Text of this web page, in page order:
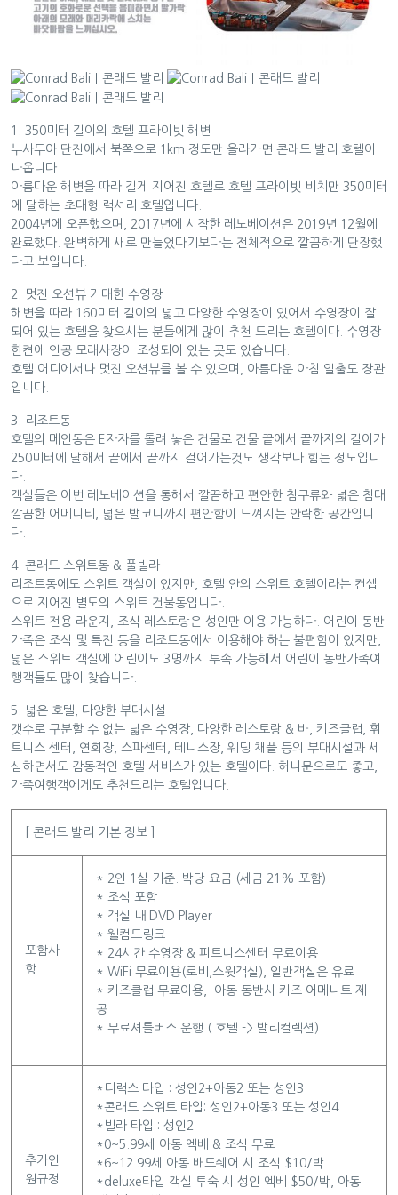
1. 350미터 길이의 호텔 프라이빗 해변
누사두아 단진에서 북쪽으로 1km 정도만 올라가면 콘래드 발리 호텔이
나옵니다.
아름다운 해변을 따라 길게 지어진 호텔로 호텔 프라이빗 비치만 350미터
에 달하는 초대형 럭셔리 호텔입니다.
2004년에 오픈했으며, 2017년에 시작한 레노베이션은 2019년 12월에
완료했다. 완벽하게 새로 만들었다기보다는 전체적으로 깔끔하게 단장했
다고 보입니다.
2. 멋진 오션뷰 거대한 수영장
해변을 따라 160미터 길이의 넓고 다양한 수영장이 있어서 수영장이 잘
되어 있는 호텔을 찾으시는 분들에게 많이 추천 드리는 호텔이다. 수영장
한켠에 인공 모래사장이 조성되어 있는 곳도 있습니다.
호텔 어디에서나 멋진 오션뷰를 볼 수 있으며, 아름다운 아침 일출도 장관
입니다.
3. 리조트동
호텔의 메인동은 E자자를 톨려 놓은 건물로 건물 끝에서 끝까지의 길이가
250미터에 달해서 끝에서 끝까지 걸어가는것도 생각보다 힘든 정도입니
다.
객실들은 이번 레노베이션을 통해서 깔끔하고 편안한 침구류와 넓은 침대
깔끔한 어메니티, 넓은 발코니까지 편안함이 느껴지는 안락한 공간입니
다.
4. 콘래드 스위트동 & 풀빌라
리조트동에도 스위트 객실이 있지만, 호텔 안의 스위트 호텔이라는 컨셉
으로 지어진 별도의 스위트 건물동입니다.
스위트 전용 라운지, 조식 레스토랑은 성인만 이용 가능하다. 어린이 동반
가족은 조식 및 특전 등을 리조트동에서 이용해야 하는 불편함이 있지만,
넓은 스위트 객실에 어린이도 3명까지 투속 가능해서 어린이 동반가족여
행객들도 많이 찾습니다.
5. 넓은 호텔, 다양한 부대시설
갯수로 구분할 수 없는 넓은 수영장, 다양한 레스토랑 & 바, 키즈클럽, 휘
트니스 센터, 연회장, 스파센터, 테니스장, 웨딩 채플 등의 부대시설과 세
심하면서도 감동적인 호텔 서비스가 있는 호텔이다. 허니문으로도 좋고,
가족여행객에게도 추천드리는 호텔입니다.
[ 콘래드 발리 기본 정보 ]
포함사
항
* 2인 1실 기준. 박당 요금 (세금 21% 포함)
* 조식 포함
* 객실 내 DVD Player
* 웰컴드링크
* 24시간 수영장 & 피트니스센터 무료이용
* WiFi 무료이용(로비,스윗객실), 일반객실은 유료
* 키즈클럽 무료이용, 아동 동반시 키즈 어메니트 제
공
* 무료셔틀버스 운행 ( 호텔 -> 발리컬렉션)
추가인
원규정
*디럭스 타입 : 성인2+아동2 또는 성인3
*콘래드 스위트 타입: 성인2+아동3 또는 성인4
*빌라 타입 : 성인2
*0~5.99세 아동 엑베 & 조식 무료
*6~12.99세 아동 배드쉐어 시 조식 $10/박
*deluxe타입 객실 투숙 시 성인 엑베 $50/박, 아동